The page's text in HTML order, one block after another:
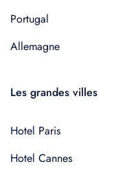
Portugal
Allemagne
Les grandes villes
Hotel Paris
Hotel Cannes